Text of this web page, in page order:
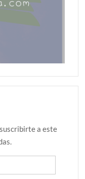
a este